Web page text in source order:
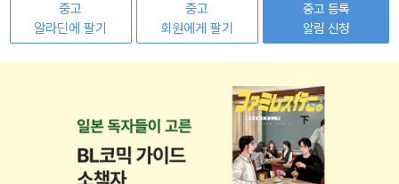
중고
알라딘에 팔기
중고
회원에게 팔기
중고 등록
알림 신청